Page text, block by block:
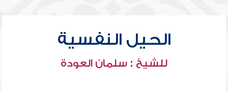
الحيل النفسية
للشيخ : سلمان العودة